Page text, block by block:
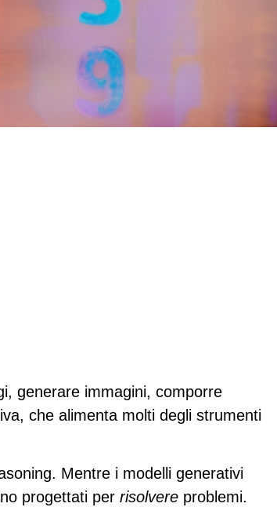
generare immagini, comporre
, che alimenta molti degli strumenti
. Mentre i modelli generativi
progettati perrisolvere problemi.